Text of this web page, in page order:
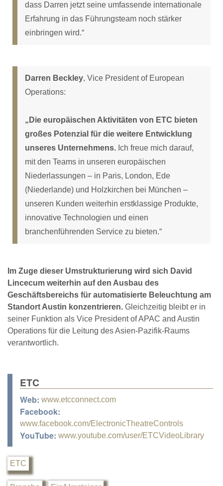
dass Darren jetzt seine umfassende internationale
Erfahrung in das Führungsteam noch stärker
einbringen wird.“
Darren Beckley, Vice President of European
Operations:
„Die europäischen Aktivitäten von ETC bieten
großes Potenzial für die weitere Entwicklung
unseres Unternehmens. Ich freue mich darauf,
mit den Teams in unseren europäischen
Niederlassungen – in Paris, London, Ede
(Niederlande) und Holzkirchen bei München –
unseren Kunden weiterhin erstklassige Produkte,
innovative Technologien und einen
branchenführenden Service zu bieten.“
Im Zuge dieser Umstrukturierung wird sich David
Lincecum weiterhin auf den Ausbau des
Geschäftsbereichs für automatisierte Beleuchtung am
Standort Austin konzentrieren. Gleichzeitig bleibt er in
seiner Funktion als Vice President of APAC and Austin
Operations für die Leitung des Asien-Pazifik-Raums
verantwortlich.
ETC
Web: www.etcconnect.com
Facebook:
www.facebook.com/ElectronicTheatreControls
YouTube: www.youtube.com/user/ETCVideoLibrary
ETC